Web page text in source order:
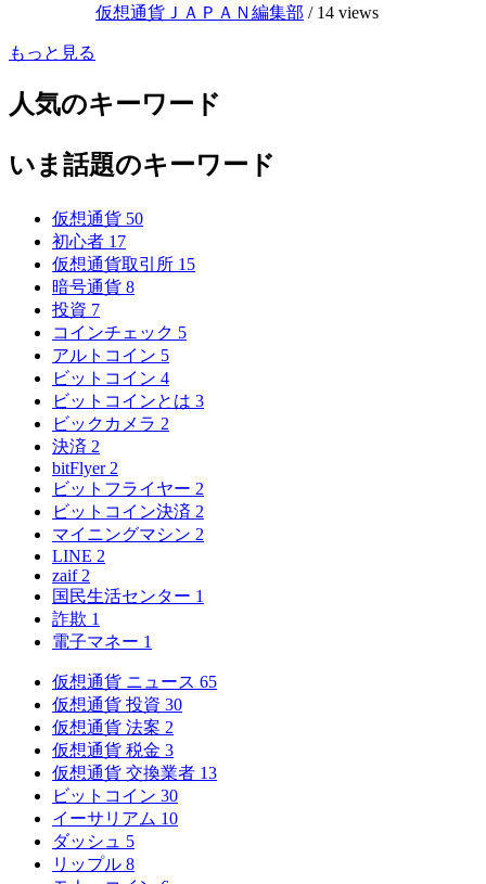
仮想通貨ＪＡＰＡＮ編集部 / 14 views
もっと見る
人気のキーワード
いま話題のキーワード
仮想通貨 50
初心者 17
仮想通貨取引所 15
暗号通貨 8
投資 7
コインチェック 5
アルトコイン 5
ビットコイン 4
ビットコインとは 3
ビックカメラ 2
決済 2
bitFlyer 2
ビットフライヤー 2
ビットコイン決済 2
マイニングマシン 2
LINE 2
zaif 2
国民生活センター 1
詐欺 1
電子マネー 1
仮想通貨 ニュース 65
仮想通貨 投資 30
仮想通貨 法案 2
仮想通貨 税金 3
仮想通貨 交換業者 13
ビットコイン 30
イーサリアム 10
ダッシュ 5
リップル 8